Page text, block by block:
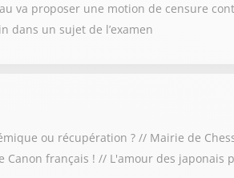
va proposer une motion de censure
dans un sujet de l’examen
ou récupération ? // Mairie de
français ! // L'amour des japonais